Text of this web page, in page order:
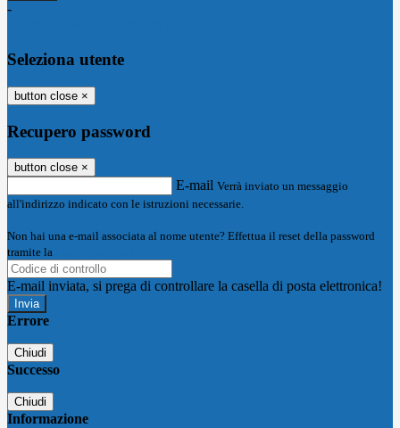
-
Seleziona utente
button close ×
Recupero password
button close ×
E-mail Verrà inviato un messaggio
all'indirizzo indicato con le istruzioni necessarie.
Non hai una e-mail associata al nome utente? Effettua il reset della password
tramite la
E-mail inviata, si prega di controllare la casella di posta elettronica!
Errore
Chiudi
Successo
Chiudi
Informazione